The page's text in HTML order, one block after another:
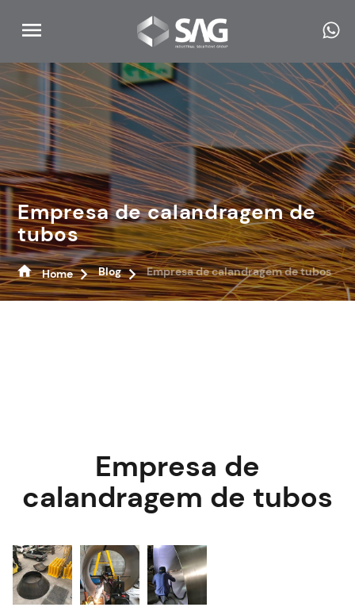
Empresa de calandragem de
tubos
Home Blog Empresa de calandragem de tubos
Empresa de
calandragem de tubos